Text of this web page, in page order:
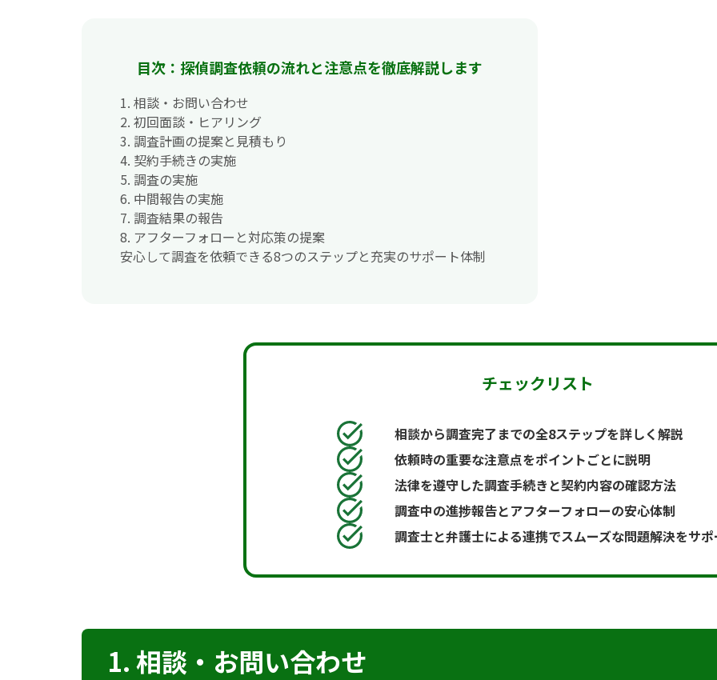
目次：探偵調査依頼の流れと注意点を徹底解説します
1. 相談・お問い合わせ
2. 初回面談・ヒアリング
3. 調査計画の提案と見積もり
4. 契約手続きの実施
5. 調査の実施
6. 中間報告の実施
7. 調査結果の報告
8. アフターフォローと対応策の提案
安心して調査を依頼できる8つのステップと充実のサポート体制
チェックリスト
相談から調査完了までの全8ステップを詳しく解説
依頼時の重要な注意点をポイントごとに説明
法律を遵守した調査手続きと契約内容の確認方法
調査中の進捗報告とアフターフォローの安心体制
調査士と弁護士による連携でスムーズな問題解決をサ
1. 相談・お問い合わせ